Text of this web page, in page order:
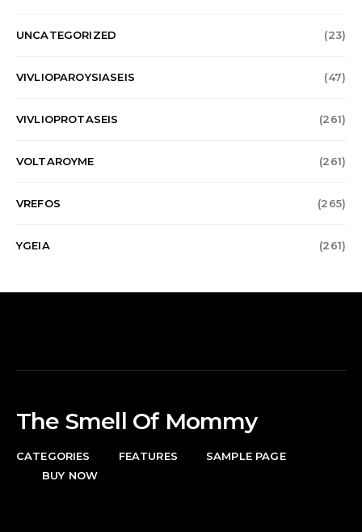
UNCATEGORIZED (23)
VIVLIOPAROYSIASEIS (47)
VIVLIOPROTASEIS (261)
VOLTAROYME (261)
VREFOS (265)
YGEIA (261)
The Smell Of Mommy
CATEGORIES FEATURES
SAMPLE PAGE
BUY NOW